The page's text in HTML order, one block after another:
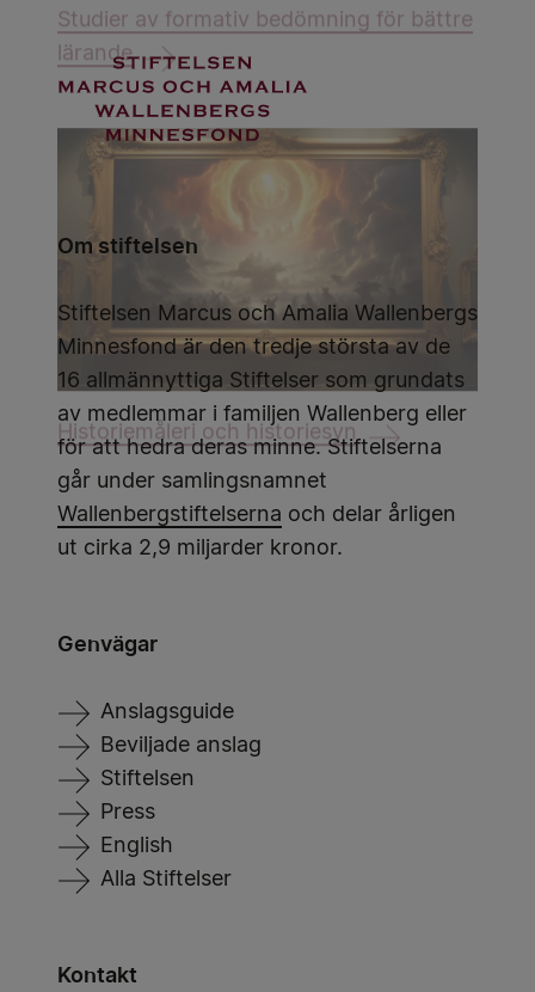
Studier av formativ bedömning för bättre
lärande
Historiemåleri och historiesyn
Om stiftelsen
Stiftelsen Marcus och Amalia Wallenbergs
Minnesfond är den tredje största av de
16 allmännyttiga Stiftelser som grundats
av medlemmar i familjen Wallenberg eller
för att hedra deras minne. Stiftelserna
går under samlingsnamnet
Wallenbergstiftelserna och delar årligen
ut cirka 2,9 miljarder kronor.
Genvägar
Anslagsguide
Beviljade anslag
Stiftelsen
Press
English
Alla Stiftelser
Kontakt